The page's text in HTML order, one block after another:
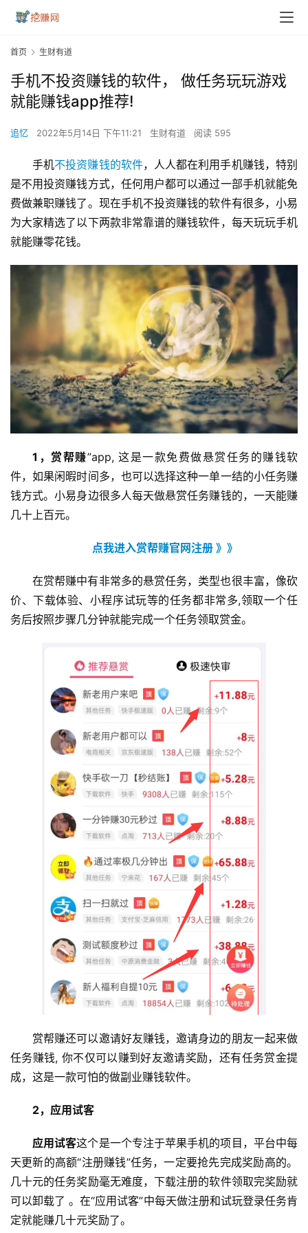
首页 生财有道
手机不投资赚钱的软件， 做任务玩玩游戏
就能赚钱app推荐!
追忆 2022年5月14日 下午11:21 生财有道 阅读 595
手机不投资赚钱的软件，人人都在利用手机赚钱，特别
是不用投资赚钱方式，任何用户都可以通过一部手机就能免
费做兼职赚钱了。现在手机不投资赚钱的软件有很多，小易
为大家精选了以下两款非常靠谱的赚钱软件，每天玩玩手机
就能赚零花钱。
1，赏帮赚”app, 这是一款免费做悬赏任务的赚钱软
件，如果闲暇时间多，也可以选择这种一单一结的小任务赚
钱方式。小易身边很多人每天做悬赏任务赚钱的，一天能赚
几十上百元。
点我进入赏帮赚官网注册 》》
在赏帮赚中有非常多的悬赏任务，类型也很丰富，像砍
价、下载体验、小程序试玩等的任务都非常多,领取一个任
务后按照步骤几分钟就能完成一个任务领取赏金。
赏帮赚还可以邀请好友赚钱，邀请身边的朋友一起来做
任务赚钱, 你不仅可以赚到好友邀请奖励，还有任务赏金提
成，这是一款可怕的做副业赚钱软件。
2，应用试客
应用试客这个是一个专注于苹果手机的项目，平台中每
天更新的高额“注册赚钱”任务，一定要抢先完成奖励高的。
几十元的任务奖励毫无难度，下载注册的软件领取完奖励就
可以卸载了 。在“应用试客”中每天做注册和试玩登录任务肯
定就能赚几十元奖励了。